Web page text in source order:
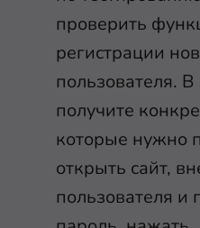
проверить
регистрации
пользователя.
получите
которые нужно
открыть сайт,
пользователя и